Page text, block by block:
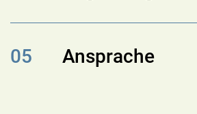
05 Ansprache